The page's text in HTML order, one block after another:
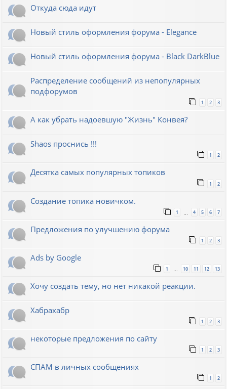
Откуда сюда идут
Новый стиль оформления форума - Elegance
Новый стиль оформления форума - Black DarkBlue
Распределение сообщений из непопулярных
подфорумов
1 2 3
А как убрать надоевшую "Жизнь" Конвея?
Shaos проснись !!!
1 2
Десятка самых популярных топиков
1 2
Создание топика новичком.
1 4 5 6 7
Предложения по улучшению форума
1 2 3
Ads by Google
1 10 11 12 13
Хочу создать тему, но нет никакой реакции.
Хабрахабр
1 2 3
некоторые предложения по сайту
1 2 3
СПАМ в личных сообщениях
1 2